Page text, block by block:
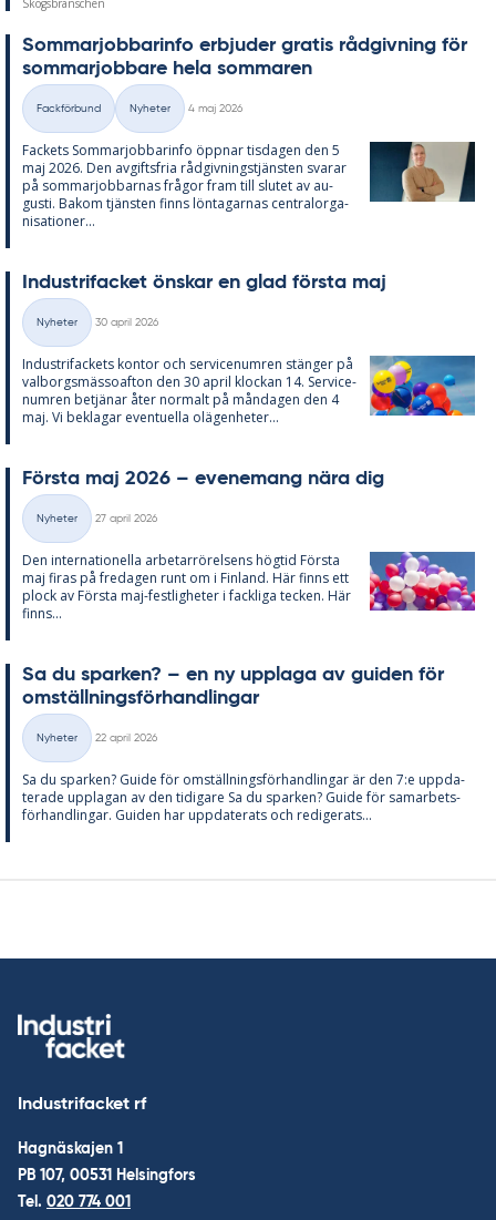
Skogsbranschen
Som­mar­job­ba­rin­fo er­bju­der gra­tis råd­giv­ning för
som­mar­job­ba­re hela som­ma­ren
Kategorier
Fackförbund Nyheter
4 maj 2026
Fac­kets Som­mar­job­ba­rin­fo öpp­nar tis­da­gen den 5
maj 2026. Den av­gifts­fria råd­giv­nings­tjäns­ten sva­rar
på som­mar­job­bar­nas frå­gor fram till slu­tet av au­
gusti. Bakom tjäns­ten fin­ns lön­ta­gar­nas cen­tral­or­ga­
ni­sa­tio­ner...
In­du­stri­fac­ket öns­kar en glad förs­ta maj
Kategorier
Nyheter
30 april 2026
In­du­stri­fac­kets kon­tor och ser­vice­num­ren stäng­er på
val­borgs­mäs­so­af­ton den 30 april kloc­kan 14. Ser­vice­
num­ren be­tjä­nar åter nor­malt på mån­da­gen den 4
maj. Vi be­kla­gar even­tu­el­la olä­gen­he­ter...
Förs­ta maj 2026 – eve­ne­mang nära dig
Kategorier
Nyheter
27 april 2026
Den in­ter­na­tio­nel­la ar­be­tar­rö­rel­sens hög­tid Förs­ta
maj fi­ras på fre­da­gen runt om i Fin­land. Här fin­ns ett
plock av Förs­ta maj-fest­lig­he­ter i fack­li­ga tec­ken. Här
fin­ns...
Sa du spar­ken? – en ny upp­laga av gui­den för
om­ställ­nings­för­hand­ling­ar
Kategorier
Nyheter
22 april 2026
Sa du spar­ken? Guide för om­ställ­nings­för­hand­ling­ar är den 7:e upp­da­
te­ra­de upp­la­gan av den ti­di­ga­re Sa du spar­ken? Guide för sam­ar­bets­
för­hand­ling­ar. Gui­den har upp­da­te­ra­ts och re­di­ge­ra­ts...
Industrifacket rf
Hagnäskajen 1
PB 107, 00531 Helsingfors
Tel. 020 774 001